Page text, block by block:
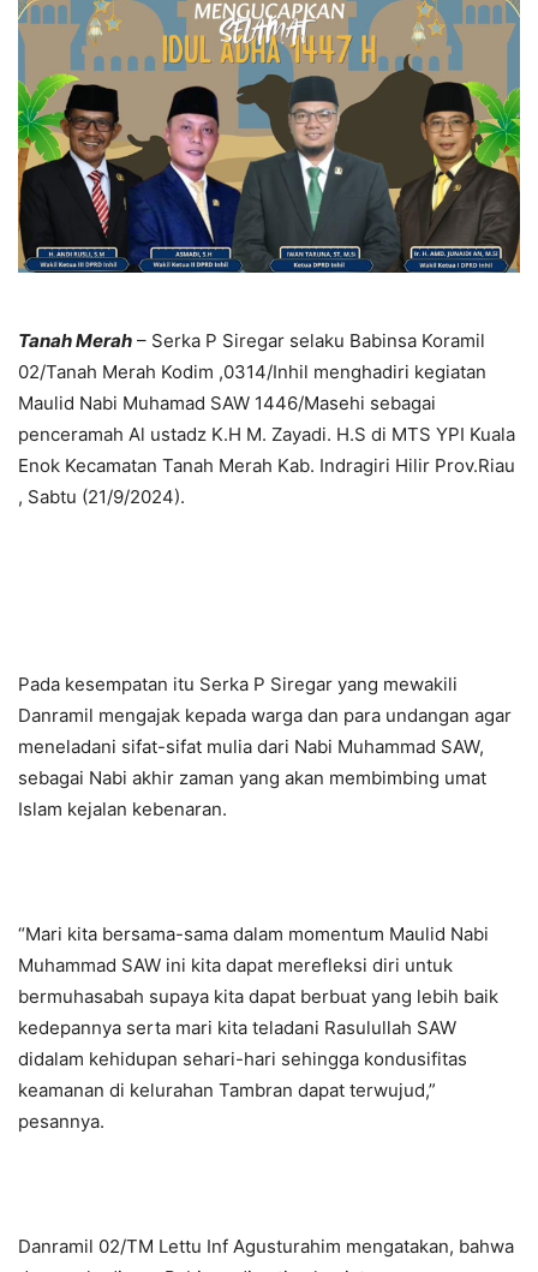
Tanah Merah – Serka P Siregar selaku Babinsa Koramil
02/Tanah Merah Kodim ,0314/Inhil menghadiri kegiatan
Maulid Nabi Muhamad SAW 1446/Masehi sebagai
penceramah Al ustadz K.H M. Zayadi. H.S di MTS YPI Kuala
Enok Kecamatan Tanah Merah Kab. Indragiri Hilir Prov.Riau
, Sabtu (21/9/2024).
Pada kesempatan itu Serka P Siregar yang mewakili
Danramil mengajak kepada warga dan para undangan agar
meneladani sifat-sifat mulia dari Nabi Muhammad SAW,
sebagai Nabi akhir zaman yang akan membimbing umat
Islam kejalan kebenaran.
“Mari kita bersama-sama dalam momentum Maulid Nabi
Muhammad SAW ini kita dapat merefleksi diri untuk
bermuhasabah supaya kita dapat berbuat yang lebih baik
kedepannya serta mari kita teladani Rasulullah SAW
didalam kehidupan sehari-hari sehingga kondusifitas
keamanan di kelurahan Tambran dapat terwujud,”
pesannya.
Danramil 02/TM Lettu Inf Agusturahim mengatakan, bahwa